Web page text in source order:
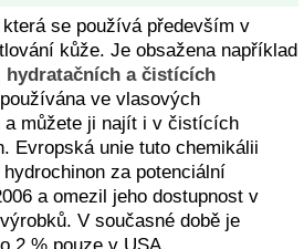
se používá především v
kůže. Je obsažena například
hydratačních a čistících
ve vlasových
a můžete ji najít i v čistících
Evropská unie tuto chemikálii
za potenciální
a omezil jeho dostupnost v
V současné době je